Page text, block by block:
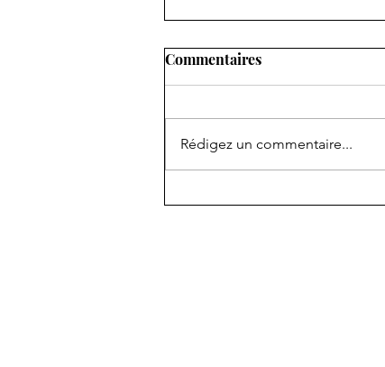
Commentaires
Rédigez un commentaire...